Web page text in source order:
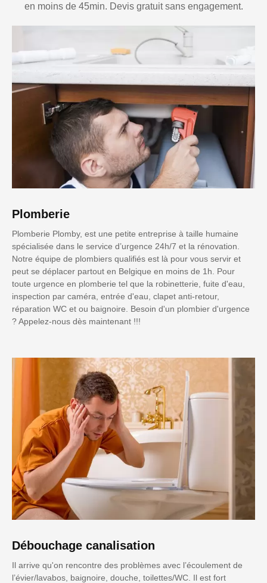
en moins de 45min. Devis gratuit sans engagement.
Plomberie
Plomberie Plomby, est une petite entreprise à taille humaine
spécialisée dans le service d’urgence 24h/7 et la rénovation.
Notre équipe de plombiers qualifiés est là pour vous servir et
peut se déplacer partout en Belgique en moins de 1h. Pour
toute urgence en plomberie tel que la robinetterie, fuite d'eau,
inspection par caméra, entrée d'eau, clapet anti-retour,
réparation WC et ou baignoire. Besoin d'un plombier d'urgence
? Appelez-nous dès maintenant !!!
Débouchage canalisation
Il arrive qu'on rencontre des problèmes avec l’écoulement de
l’évier/lavabos, baignoire, douche, toilettes/WC. Il est fort